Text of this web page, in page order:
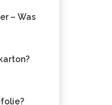
– Was